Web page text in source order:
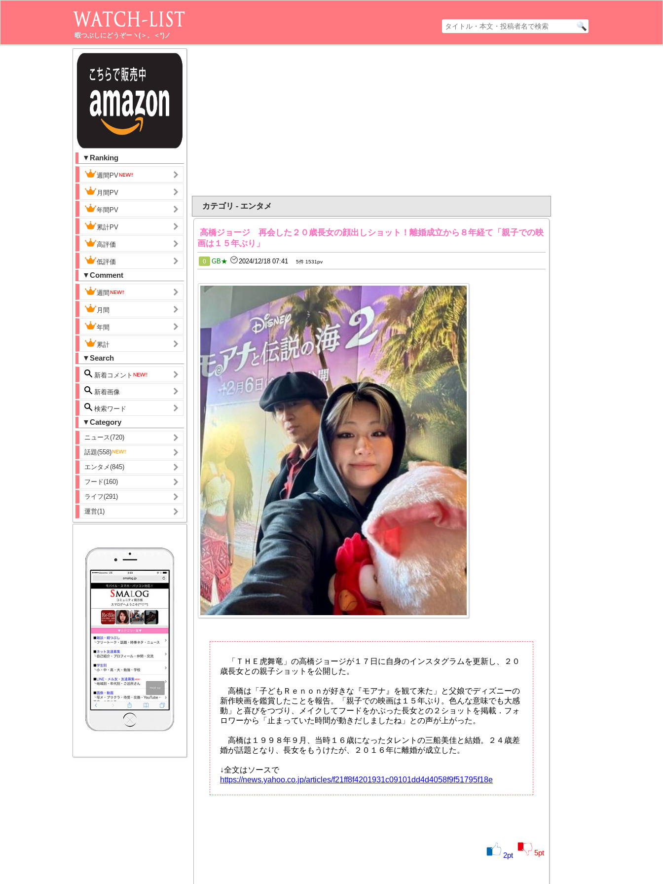
暇つぶしにどうぞーヽ(＞。＜*)ノ
▼Ranking
週間PV
月間PV
年間PV
累計PV
高評価
低評価
▼Comment
週間
月間
年間
累計
▼Search
新着コメント
新着画像
検索ワード
▼Category
ニュース(720)
話題(558)
エンタメ(845)
フード(160)
ライフ(291)
運営(1)
カテゴリ - エンタメ
高橋ジョージ 再会した２０歳長女の顔出しショット！離婚成立から８年経て「親子での映
画は１５年ぶり」
0 GB★ 2024/12/18 07:41 5件 1531pv
「ＴＨＥ虎舞竜」の高橋ジョージが１７日に自身のインスタグラムを更新し、２０
歳長女との親子ショットを公開した。
高橋は「子どもＲｅｎｏｎが好きな『モアナ』を観て来た」と父娘でディズニーの
新作映画を鑑賞したことを報告。「親子での映画は１５年ぶり。色んな意味でも大感
動」と喜びをつづり、メイクしてフードをかぶった長女との２ショットを掲載．フォ
ロワーから「止まっていた時間が動きだしましたね」との声が上がった。
高橋は１９９８年９月、当時１６歳になったタレントの三船美佳と結婚。２４歳差
婚が話題となり、長女をもうけたが、２０１６年に離婚が成立した。
↓全文はソースで
https://news.yahoo.co.jp/articles/f21ff8f4201931c09101dd4d4058f9f51795f18e
2pt 5pt